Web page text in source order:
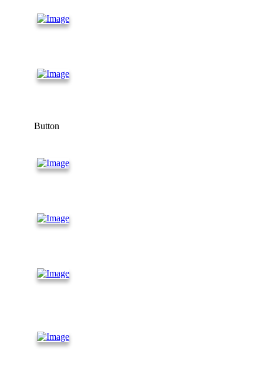
Button